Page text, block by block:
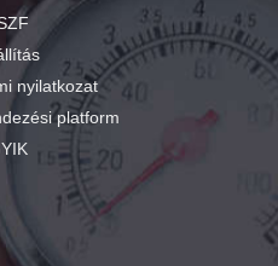
nyilatkozat
platform